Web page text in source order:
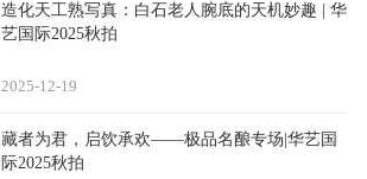
造化天工熟写真：白石老人腕底的天机妙趣 | 华
艺国际2025秋拍
19
2025-12
藏者为君，启饮承欢——极品名酿专场|华艺国
际2025秋拍